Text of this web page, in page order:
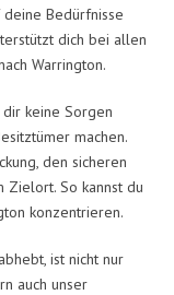
Bedürfnisse
dich bei allen
Warrington.
keine Sorgen
machen.
den sicheren
Zielort. So kannst du
konzentrieren.
ist nicht nur
auch unser